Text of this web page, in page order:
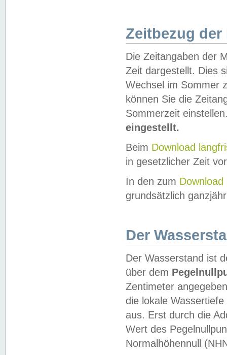
Zeitbezug der
Die Zeitangaben der
Zeit dargestellt. Dies
Wechsel im Sommer
können Sie die
Sommerzeit
eingestellt.
Beim Download
in gesetzlicher Zeit
In den zum Download
grundsätzlich
Der
Der Wasserstand ist
über dem
Zentimeter
die lokale
aus. Erst durch die
Wert des
Normalhöhennull